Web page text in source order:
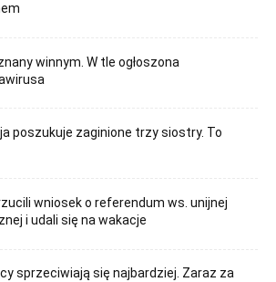
winnym. W tle ogłoszona
poszukuje zaginione trzy siostry. To
wniosek o referendum ws. unijnej
i udali się na wakacje
sprzeciwiają się najbardziej. Zaraz za